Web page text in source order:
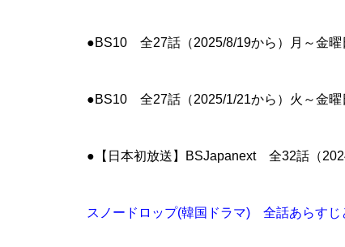
●BS10 全27話（2025/8/19から）月～金曜
●BS10 全27話（2025/1/21から）火～金曜
●【日本初放送】BSJapanext 全32話（
スノードロップ(韓国ドラマ) 全話あらす